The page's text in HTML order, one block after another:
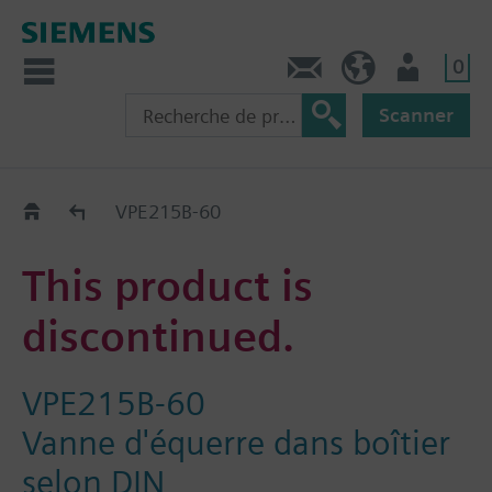
0
Scanner
Old2NewVPE215B-60
This product is
discontinued.
VPE215B-60
Vanne d'équerre dans boîtier
selon DIN